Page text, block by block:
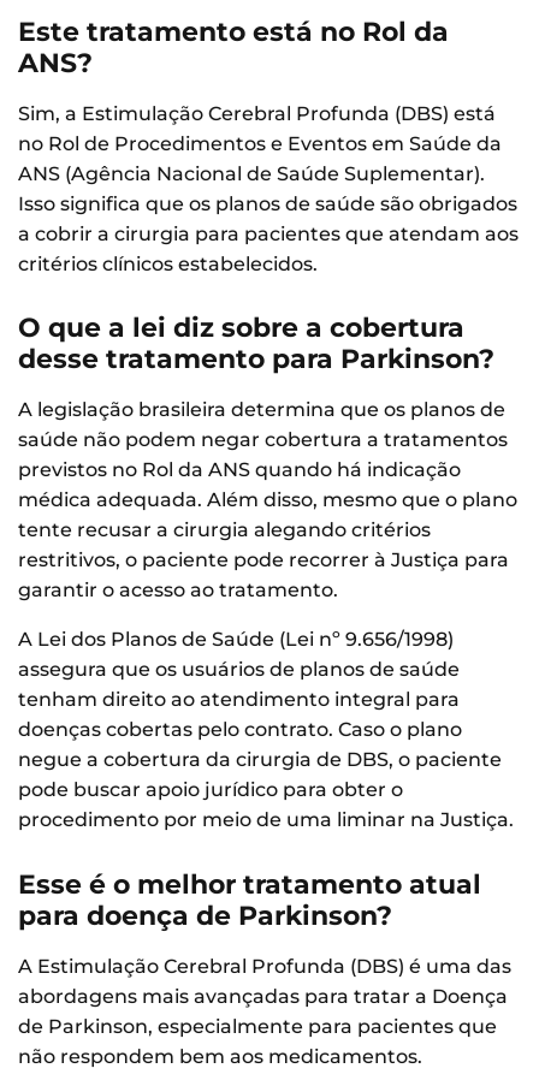
Este tratamento está no Rol da
ANS?
Sim, a Estimulação Cerebral Profunda (DBS) está
no Rol de Procedimentos e Eventos em Saúde da
ANS (Agência Nacional de Saúde Suplementar).
Isso significa que os planos de saúde são obrigados
a cobrir a cirurgia para pacientes que atendam aos
critérios clínicos estabelecidos.
O que a lei diz sobre a cobertura
desse tratamento para Parkinson?
A legislação brasileira determina que os planos de
saúde não podem negar cobertura a tratamentos
previstos no Rol da ANS quando há indicação
médica adequada. Além disso, mesmo que o plano
tente recusar a cirurgia alegando critérios
restritivos, o paciente pode recorrer à Justiça para
garantir o acesso ao tratamento.
A Lei dos Planos de Saúde (Lei nº 9.656/1998)
assegura que os usuários de planos de saúde
tenham direito ao atendimento integral para
doenças cobertas pelo contrato. Caso o plano
negue a cobertura da cirurgia de DBS, o paciente
pode buscar apoio jurídico para obter o
procedimento por meio de uma liminar na Justiça.
Esse é o melhor tratamento atual
para doença de Parkinson?
A Estimulação Cerebral Profunda (DBS) é uma das
abordagens mais avançadas para tratar a Doença
de Parkinson, especialmente para pacientes que
não respondem bem aos medicamentos.